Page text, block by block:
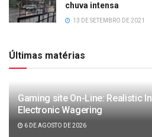
chuva intensa
13 DE SETEMBRO DE 2021
Últimas matérias
Gaming site On-Line: Realistic
Electronic Wagering
6 DE AGOSTO DE 2026